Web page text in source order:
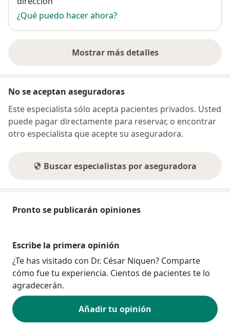
¿Qué puedo hacer ahora?
Mostrar más detalles
sobre la dirección
No se aceptan aseguradoras
Este especialista sólo acepta pacientes privados. Usted
puede pagar directamente para reservar, o encontrar
otro especialista que acepte su aseguradora.
Buscar especialistas por aseguradora
Pronto se publicarán opiniones
Escribe la primera opinión
¿Te has visitado con Dr. César Niquen? Comparte
cómo fue tu experiencia. Cientos de pacientes te lo
agradecerán.
Añadir tu opinión